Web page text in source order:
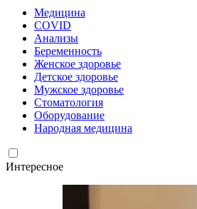
Медицина
COVID
Анализы
Беременность
Женское здоровье
Детское здоровье
Мужское здоровье
Стоматология
Оборудование
Народная медицина
Интересное